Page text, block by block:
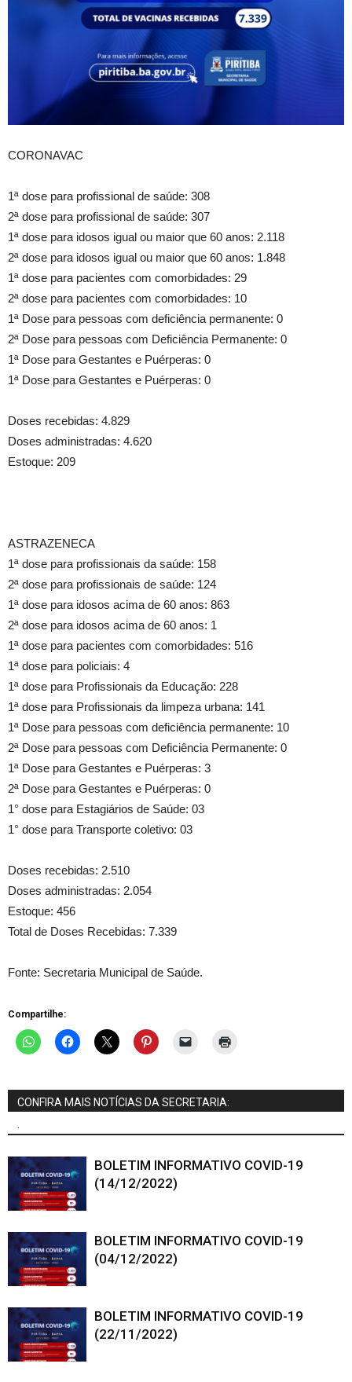
CORONAVAC
1ª dose para profissional de saúde: 308
2ª dose para profissional de saúde: 307
1ª dose para idosos igual ou maior que 60 anos: 2.118
2ª dose para idosos igual ou maior que 60 anos: 1.848
1ª dose para pacientes com comorbidades: 29
2ª dose para pacientes com comorbidades: 10
1ª Dose para pessoas com deficiência permanente: 0
2ª Dose para pessoas com Deficiência Permanente: 0
1ª Dose para Gestantes e Puérperas: 0
1ª Dose para Gestantes e Puérperas: 0
Doses recebidas: 4.829
Doses administradas: 4.620
Estoque: 209
ASTRAZENECA
1ª dose para profissionais da saúde: 158
2ª dose para profissionais de saúde: 124
1ª dose para idosos acima de 60 anos: 863
2ª dose para idosos acima de 60 anos: 1
1ª dose para pacientes com comorbidades: 516
1ª dose para policiais: 4
1ª dose para Profissionais da Educação: 228
1ª dose para Profissionais da limpeza urbana: 141
1ª Dose para pessoas com deficiência permanente: 10
2ª Dose para pessoas com Deficiência Permanente: 0
1ª Dose para Gestantes e Puérperas: 3
2ª Dose para Gestantes e Puérperas: 0
1° dose para Estagiários de Saúde: 03
1° dose para Transporte coletivo: 03
Doses recebidas: 2.510
Doses administradas: 2.054
Estoque: 456
Total de Doses Recebidas: 7.339
Fonte: Secretaria Municipal de Saúde.
Compartilhe:
CONFIRA MAIS NOTÍCIAS DA SECRETARIA:
BOLETIM INFORMATIVO COVID-19
(14/12/2022)
BOLETIM INFORMATIVO COVID-19
(04/12/2022)
BOLETIM INFORMATIVO COVID-19
(22/11/2022)